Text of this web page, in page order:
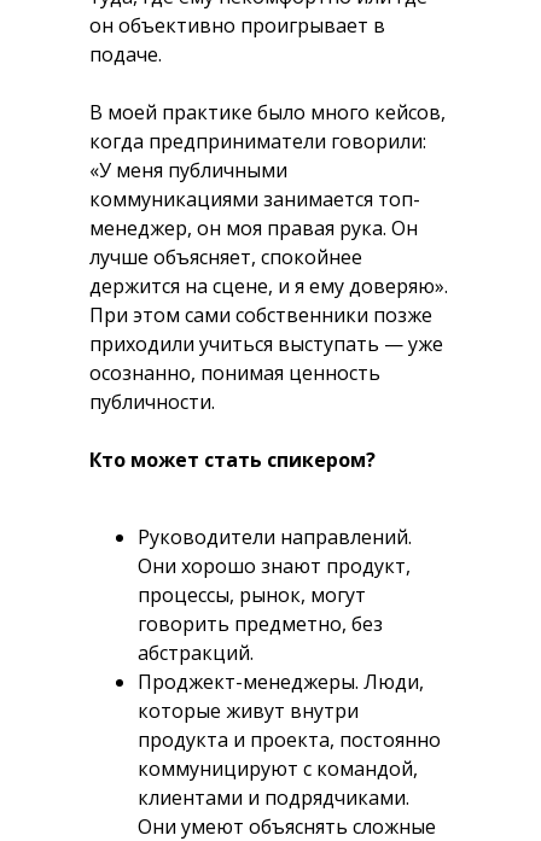
он объективно проигрывает в
подаче.
В моей практике было много кейсов,
когда предприниматели говорили:
«У меня публичными
коммуникациями занимается топ-
менеджер, он моя правая рука. Он
лучше объясняет, спокойнее
держится на сцене, и я ему доверяю».
При этом сами собственники позже
приходили учиться выступать — уже
осознанно, понимая ценность
публичности.
Кто может стать спикером?
Руководители направлений.
Они хорошо знают продукт,
процессы, рынок, могут
говорить предметно, без
абстракций.
Проджект-менеджеры. Люди,
которые живут внутри
продукта и проекта, постоянно
коммуницируют с командой,
клиентами и подрядчиками.
Они умеют объяснять сложные